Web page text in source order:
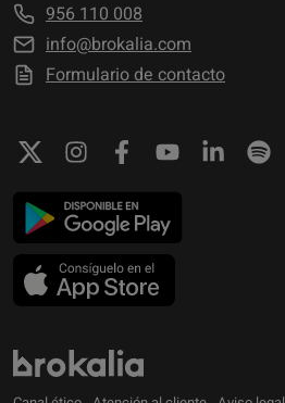
956 110 008
info@brokalia.com
Formulario de contacto